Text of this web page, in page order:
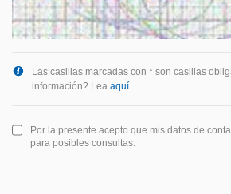
Las casillas marcadas con * son casillas
información? Lea aquí.
Por la presente acepto que mis datos de
para posibles consultas.